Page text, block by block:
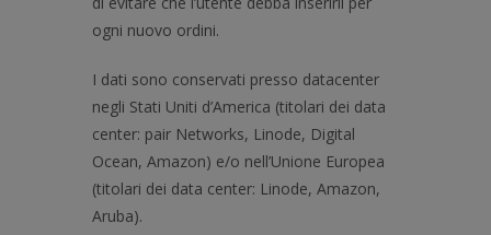
ogni nuovo ordini.
I dati sono conservati presso datacenter
negli Stati Uniti d’America (titolari dei data
center: pair Networks, Linode, Digital
Ocean, Amazon) e/o nell’Unione Europea
(titolari dei data center: Linode, Amazon,
Aruba).